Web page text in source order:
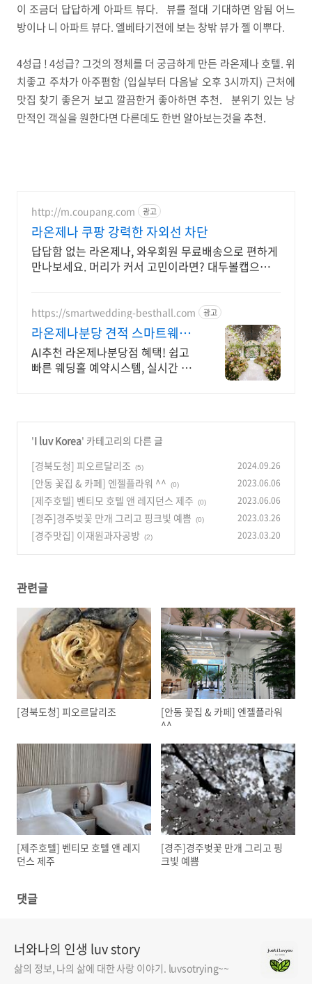
이 조금더 답답하게 아파트 뷰다. 뷰를 절대 기대하면 암됨 어느
방이나 니 아파트 뷰다. 엘베타기전에 보는 창밖 뷰가 젤 이뿌다.
4성급 ! 4성급? 그것의 정체를 더 궁금하게 만든 라온제나 호텔. 위
치좋고 주차가 아주폄함 (입실부터 다음날 오후 3시까지) 근처에
맛집 찾기 좋은거 보고 깔끔한거 좋아하면 추천. 분위기 있는 낭
만적인 객실을 원한다면 다른데도 한번 알아보는것을 추천.
http://m.coupang.com 광고
라온제나 쿠팡 강력한 자외선 차단
답답함 없는 라온제나, 와우회원 무료배송으로 편하게
만나보세요. 머리가 커서 고민이라면? 대두볼캡으로
https://smartwedding-besthall.com 광고
라온제나분당 견적 스마트웨딩
쉽고 빠른 예약센터 OPEN
AI추천 라온제나분당점 혜택! 쉽고
빠른 웨딩홀 예약시스템, 실시간 할
'I luv Korea' 카테고리의 다른 글
[경북도청] 피오르달리조
(5) 2024.09.26
[안동 꽃집 & 카페] 엔젤플라워 ^^ (0) 2023.06.06
[제주호텔] 벤티모 호텔 앤 레지던스 제주 (0) 2023.06.06
[경주]경주벚꽃 만개 그리고 핑크빛 예쁨 (0) 2023.03.26
[경주맛집] 이재원과자공방 (2) 2023.03.20
관련글
[경북도청] 피오르달리조
[안동 꽃집 & 카페] 엔젤플라워
^^
[제주호텔] 벤티모 호텔 앤 레지
던스 제주
[경주]경주벚꽃 만개 그리고 핑
크빛 예쁨
댓글
너와나의 인생 luv story
삶의 정보, 나의 삶에 대한 사랑 이야기. luvsotrying~~